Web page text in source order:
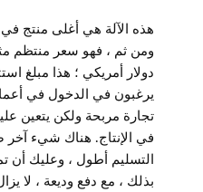
هذه الآلة هي أغلى منتج
دولار أمريكي ؛ هذا مبلغ
تجارة مربحة ولكن يتعين
في الإنتاج. هناك شيء
التسليم أطول ، وعليك أن
بذلك ، مع دفع وديعة ، لا